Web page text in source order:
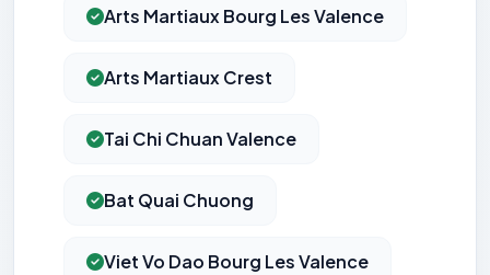
Arts Martiaux Bourg Les Valence
Arts Martiaux Crest
Tai Chi Chuan Valence
Bat Quai Chuong
Viet Vo Dao Bourg Les Valence